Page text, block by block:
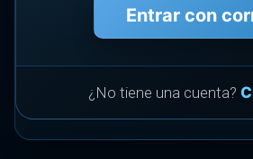
Entrar con
¿No tiene una cuenta?